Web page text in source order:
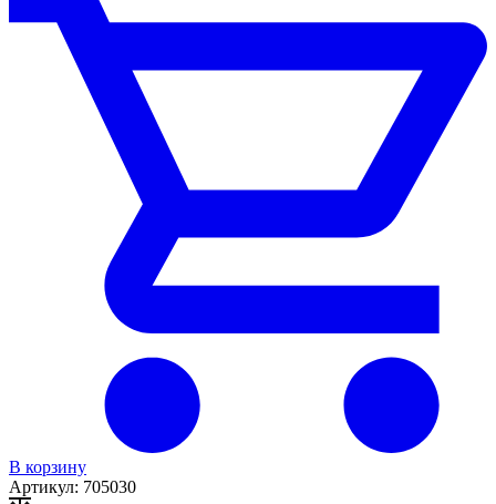
В корзину
Артикул: 705030